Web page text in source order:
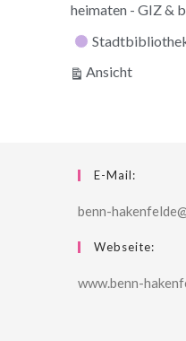
heimaten - GIZ &
Ansicht
E-Mail:
benn-
Webseite:
www.benn-